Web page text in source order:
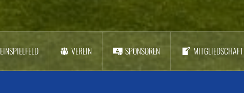
VEREIN SPONSOREN MITGLIEDSCHAFT